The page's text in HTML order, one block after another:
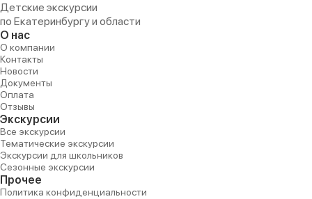
Детские экскурсии
по Екатеринбургу и области
О нас
О компании
Контакты
Новости
Документы
Оплата
Отзывы
Экскурсии
Все экскурсии
Тематические экскурсии
Экскурсии для школьников
Сезонные экскурсии
Прочее
Политика конфиденциальности